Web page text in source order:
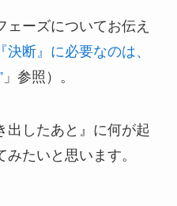
ーズについてお伝え
『決断』に必要なのは、
」参照）。
出したあと』に何が起
たいと思います。